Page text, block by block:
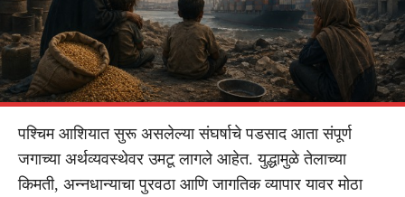
पश्चिम आशियात सुरू असलेल्या संघर्षाचे पडसाद आता संपूर्ण
जगाच्या अर्थव्यवस्थेवर उमटू लागले आहेत. युद्धामुळे तेलाच्या
किमती, अन्नधान्याचा पुरवठा आणि जागतिक व्यापार यावर मोठा